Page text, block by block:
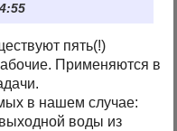
пять(!)
Применяются в
в нашем случае:
воды из